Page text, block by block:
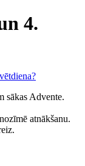
4.
sākas Advente.
atnākšanu.